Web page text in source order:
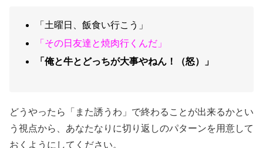
「土曜日、飯食い行こう」
「その日友達と焼肉行くんだ」
「俺と牛とどっちが大事やねん！（怒）」
どうやったら「また誘うわ」で終わることが出来るかとい
う視点から、あなたなりに切り返しのパターンを用意して
おくようにしてください。